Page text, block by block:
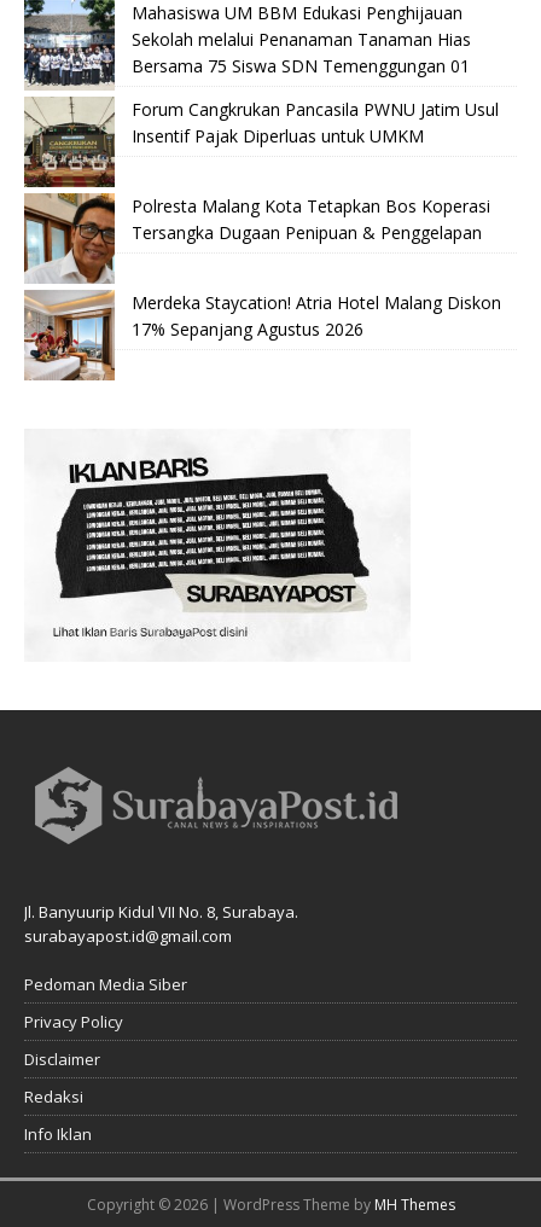
Mahasiswa UM BBM Edukasi Penghijauan
Sekolah melalui Penanaman Tanaman Hias
Bersama 75 Siswa SDN Temenggungan 01
Forum Cangkrukan Pancasila PWNU Jatim Usul
Insentif Pajak Diperluas untuk UMKM
Polresta Malang Kota Tetapkan Bos Koperasi
Tersangka Dugaan Penipuan & Penggelapan
Merdeka Staycation! Atria Hotel Malang Diskon
17% Sepanjang Agustus 2026
Jl. Banyuurip Kidul VII No. 8, Surabaya.
surabayapost.id@gmail.com
Pedoman Media Siber
Privacy Policy
Disclaimer
Redaksi
Info Iklan
Copyright © 2026 | WordPress Theme by MH Themes